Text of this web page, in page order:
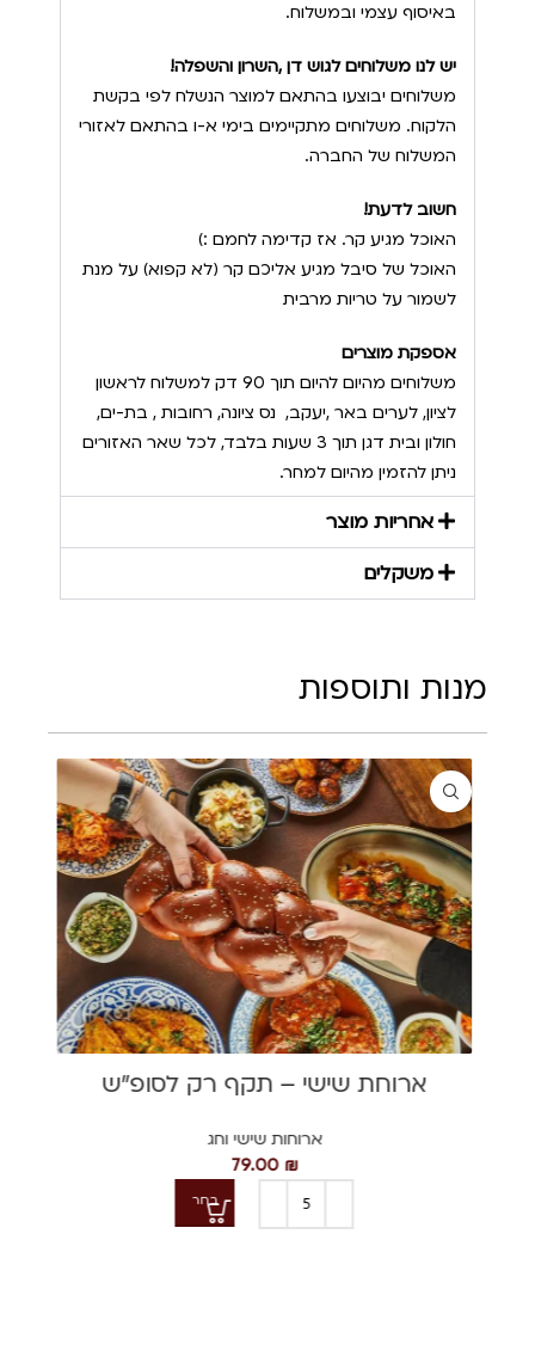
באיסוף עצמי ובמשלוח.
יש לנו משלוחים לגוש דן ,השרון והשפלה!
משלוחים יבוצעו בהתאם למוצר הנשלח לפי בקשת
הלקוח. משלוחים מתקיימים בימי א-ו בהתאם לאזורי
המשלוח של החברה.
חשוב לדעת!
האוכל מגיע קר. אז קדימה לחמם :)
האוכל של סיבל מגיע אליכם קר (לא קפוא) על מנת
לשמור על טריות מרבית
אספקת מוצרים
משלוחים מהיום להיום תוך 90 דק למשלוח לראשון
לציון, לערים באר ,יעקב, נס ציונה, רחובות , בת-ים,
חולון ובית דגן תוך 3 שעות בלבד, לכל שאר האזורים
ניתן להזמין מהיום למחר.
אחריות מוצר
משקלים
מנות ותוספות
ארוחת שישי – תקף רק לסופ"ש
ארוחות שישי וחג
79.00₪
בחר